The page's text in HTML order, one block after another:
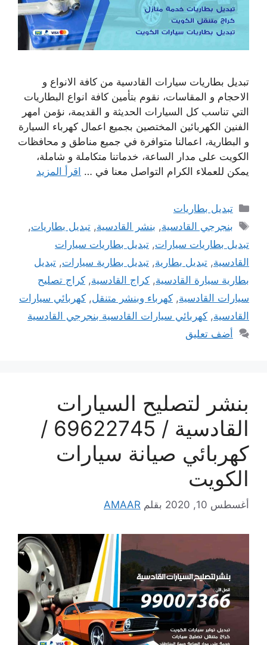
تبديل بطاريات سيارات القادسية من كافة الانواع و
الاحجام و المقاسات، نقوم بتأمين كافة انواع البطاريات
التي تناسب كل السيارات الحديثة و القديمة، نؤمن امهر
الفنين الكهربائين المختصين بجميع اعمال كهرباء السيارة
و البطارية، اعمالنا متوافرة في جميع مناطق و محافظات
الكويت على مدار الساعة، خدماتنا متكاملة و شاملة،
يمكن للعملاء الكرام التواصل معنا في … اقرأ المزيد
التصنيفات
تبديل بطاريات
الوسوم
بنجرجي القادسية, بنشر القادسية,تبديل بطاريات,
تبديل بطاريات سيارات, تبديل بطاريات سيارات
القادسية, تبديل بطارية, تبديل بطارية سيارات, تبديل
بطارية سيارة القادسية, كراج القادسية, كراج تصليح
سيارات القادسية, كهرباء وبنشر متنقل, كهربائي سيارات
القادسية, كهربائي سيارات القادسية بنجرجي القادسية
أضف تعليق
بنشر لتصليح السيارات
القادسية / 69622745 /
كهربائي صيانة سيارات
الكويت
أغسطس 10, 2020 بقلم AMAAR